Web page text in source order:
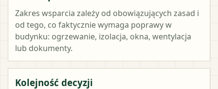
Zakres wsparcia zależy od obowiązujących zasad i
od tego, co faktycznie wymaga poprawy w
budynku: ogrzewanie, izolacja, okna, wentylacja
lub dokumenty.
Kolejność decyzji